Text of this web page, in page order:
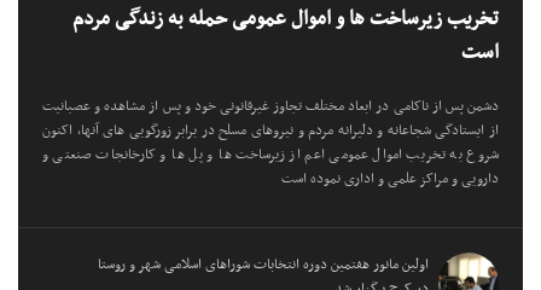
تخریب زیرساخت ها و اموال عمومی حمله به زندگی مردم
است
دشمن پس از ناکامی در ابعاد مختلف تجاوز غیرقانونی خود و پس از مشاهده و عصبانیت
از ایستادگی شجاعانه و دلیرانه مردم و نیروهای مسلح در برابر زورگویی های آنها، اکنون
شروع به تخریب اموال عمومی اعم از زیرساخت ها و پل ها و کارخانجات صنعتی و
دارویی و مراکز علمی و اداری نموده است
اولین مانور هفتمین دوره انتخابات شوراهای اسلامی شهر و روستا